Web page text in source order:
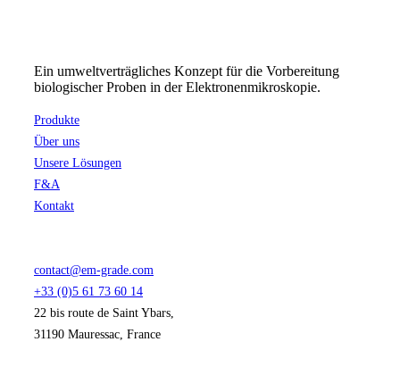
Ein umweltverträgliches Konzept für die Vorbereitung
biologischer Proben in der Elektronenmikroskopie.
Produkte
Über uns
Unsere Lösungen
F&A
Kontakt
contact@em-grade.com
+33 (0)5 61 73 60 14
22 bis route de Saint Ybars,
31190 Mauressac, France